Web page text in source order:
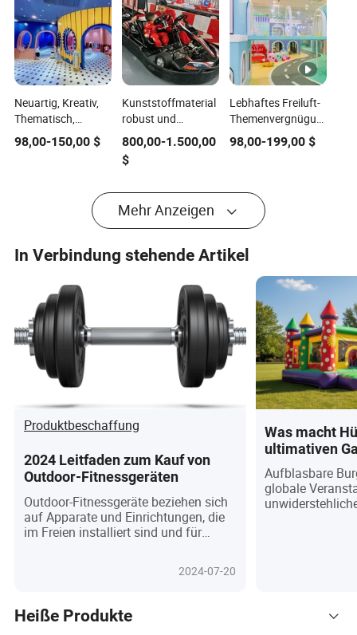
Neuartig, Kreativ,
Thematisch,
Anpassbare Innen-
und Außen-
98,00-150,00 $
Kunststoffmaterial
robust und
langlebig für den
Außenbereich
Freizeitpark
800,00-1.500,00
$
Lebhaftes Freiluft-
Themenvergnügungspark
- Perfektes Ziel für
Spaß zwischen
98,00-199,00$
Mehr Anzeigen
In Verbindung stehende Artikel
Produktbeschaffung
2024 Leitfaden zum Kauf von
Outdoor-Fitnessgeräten
Outdoor-Fitnessgeräte beziehen sich
auf Apparate und Einrichtungen, die
im Freien installiert sind und für
stehen. Einige Krafttrainingsgeräte
konkurrieren. Basierend auf
Funktionalität und Übungstyp können
2024-07-20
Was macht
ultimativen
globale
Käufer?
Aufblasbare
globale
befeuert durch
sozialen
Heiße Produkte